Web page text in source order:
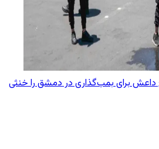
داعش برای بمب‌گذاری در دمشق را خنثی